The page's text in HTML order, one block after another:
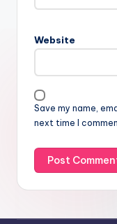
Website
Save my name,
next time I